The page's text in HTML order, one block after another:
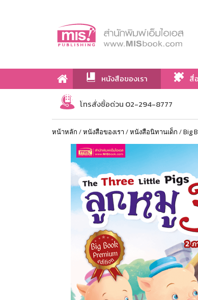
หนังสือของเรา สื่
เกี่ยวกับเรา
โทรสั่งซื้อด่วน 02-294-8777
หน้าหลัก /หนังสือของเรา /หนังสือนิทานเด็ก /Big